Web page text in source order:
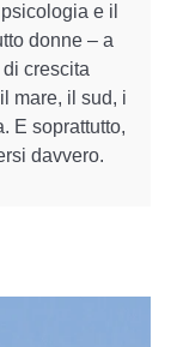
e il
donne – a
crescita
mare, il sud, i
E soprattutto,
davvero.